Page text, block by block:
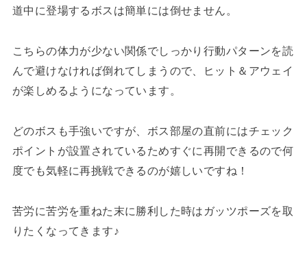
道中に登場するボスは簡単には倒せません。
こちらの体力が少ない関係でしっかり行動パターンを読
んで避けなければ倒れてしまうので、ヒット＆アウェイ
が楽しめるようになっています。
どのボスも手強いですが、ボス部屋の直前にはチェック
ポイントが設置されているためすぐに再開できるので何
度でも気軽に再挑戦できるのが嬉しいですね！
苦労に苦労を重ねた末に勝利した時はガッツポーズを取
りたくなってきます♪